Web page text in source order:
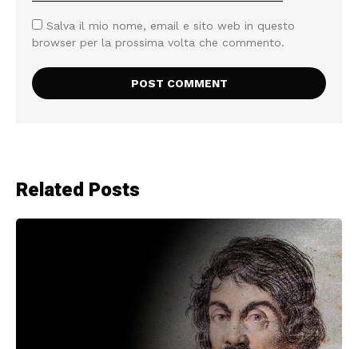
Salva il mio nome, email e sito web in questo
browser per la prossima volta che commento.
Related Posts